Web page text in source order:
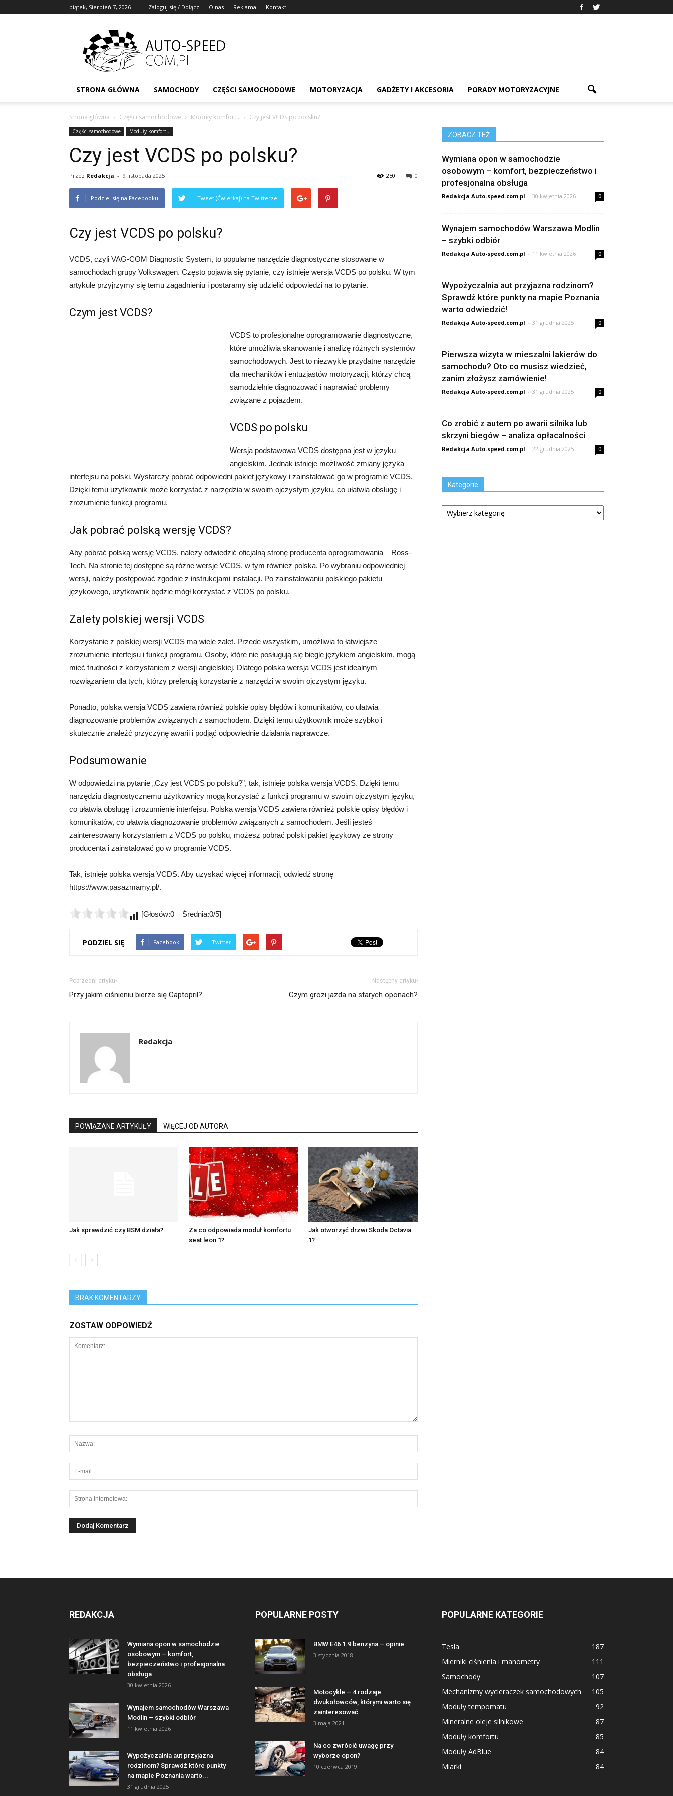
piątek, Sierpień 7, 2026 Zaloguj się / Dołącz O nas Reklama Kontakt
STRONA GŁÓWNA SAMOCHODY CZĘŚCI SAMOCHODOWE MOTORYZACJA GADŻETY I AKCESORIA PORADY MOTORYZACYJNE
Strona główna Części samochodowe Moduły komfortu Czy jest VCDS po polsku?
Części samochodowe Moduły komfortu
Czy jest VCDS po polsku?
Przez Redakcja - 9 listopada 2025 0
250
Podziel się na Facebooku Tweet (Ćwierkaj) na Twitterze
Czy jest VCDS po polsku?
VCDS, czyli VAG-COM Diagnostic System, to popularne narzędzie diagnostyczne stosowane w
samochodach grupy Volkswagen. Często pojawia się pytanie, czy istnieje wersja VCDS po polsku. W tym
artykule przyjrzymy się temu zagadnieniu i postaramy się udzielić odpowiedzi na to pytanie.
Czym jest VCDS?
VCDS to profesjonalne oprogramowanie diagnostyczne,
które umożliwia skanowanie i analizę różnych systemów
samochodowych. Jest to niezwykle przydatne narzędzie
dla mechaników i entuzjastów motoryzacji, którzy chcą
samodzielnie diagnozować i naprawiać problemy
związane z pojazdem.
VCDS po polsku
Wersja podstawowa VCDS dostępna jest w języku
angielskim. Jednak istnieje możliwość zmiany języka
interfejsu na polski. Wystarczy pobrać odpowiedni pakiet językowy i zainstalować go w programie VCDS.
Dzięki temu użytkownik może korzystać z narzędzia w swoim ojczystym języku, co ułatwia obsługę i
zrozumienie funkcji programu.
Jak pobrać polską wersję VCDS?
Aby pobrać polską wersję VCDS, należy odwiedzić oficjalną stronę producenta oprogramowania – Ross-
Tech. Na stronie tej dostępne są różne wersje VCDS, w tym również polska. Po wybraniu odpowiedniej
wersji, należy postępować zgodnie z instrukcjami instalacji. Po zainstalowaniu polskiego pakietu
językowego, użytkownik będzie mógł korzystać z VCDS po polsku.
Zalety polskiej wersji VCDS
Korzystanie z polskiej wersji VCDS ma wiele zalet. Przede wszystkim, umożliwia to łatwiejsze
zrozumienie interfejsu i funkcji programu. Osoby, które nie posługują się biegle językiem angielskim, mogą
mieć trudności z korzystaniem z wersji angielskiej. Dlatego polska wersja VCDS jest idealnym
rozwiązaniem dla tych, którzy preferują korzystanie z narzędzi w swoim ojczystym języku.
Ponadto, polska wersja VCDS zawiera również polskie opisy błędów i komunikatów, co ułatwia
diagnozowanie problemów związanych z samochodem. Dzięki temu użytkownik może szybko i
skutecznie znaleźć przyczynę awarii i podjąć odpowiednie działania naprawcze.
Podsumowanie
W odpowiedzi na pytanie „Czy jest VCDS po polsku?”, tak, istnieje polska wersja VCDS. Dzięki temu
narzędziu diagnostycznemu użytkownicy mogą korzystać z funkcji programu w swoim ojczystym języku,
co ułatwia obsługę i zrozumienie interfejsu. Polska wersja VCDS zawiera również polskie opisy błędów i
komunikatów, co ułatwia diagnozowanie problemów związanych z samochodem. Jeśli jesteś
zainteresowany korzystaniem z VCDS po polsku, możesz pobrać polski pakiet językowy ze strony
producenta i zainstalować go w programie VCDS.
Tak, istnieje polska wersja VCDS. Aby uzyskać więcej informacji, odwiedź stronę
https://www.pasazmamy.pl/.
[Głosów:0 Średnia:0/5]
PODZIEL SIĘ Facebook Twitter
Poprzedni artykuł
Przy jakim ciśnieniu bierze się Captopril?
Następny artykuł
Czym grozi jazda na starych oponach?
Redakcja
POWIĄZANE ARTYKUŁY WIĘCEJ OD AUTORA
Jak sprawdzić czy BSM działa?
Za co odpowiada moduł komfortu
seat leon 1?
Jak otworzyć drzwi Skoda Octavia
1?
BRAK KOMENTARZY
ZOSTAW ODPOWIEDŹ
ZOBACZ TEŻ
Wymiana opon w samochodzie
osobowym – komfort, bezpieczeństwo i
profesjonalna obsługa
Redakcja Auto-speed.com.pl - 30 kwietnia 2026 0
Wynajem samochodów Warszawa Modlin
– szybki odbiór
Redakcja Auto-speed.com.pl - 11 kwietnia 2026 0
Wypożyczalnia aut przyjazna rodzinom?
Sprawdź które punkty na mapie Poznania
warto odwiedzić!
Redakcja Auto-speed.com.pl - 31 grudnia 2025 0
Pierwsza wizyta w mieszalni lakierów do
samochodu? Oto co musisz wiedzieć,
zanim złożysz zamówienie!
Redakcja Auto-speed.com.pl - 31 grudnia 2025 0
Co zrobić z autem po awarii silnika lub
skrzyni biegów – analiza opłacalności
Redakcja Auto-speed.com.pl - 22 grudnia 2025 0
Kategorie
Kategorie
REDAKCJA
Wymiana opon w samochodzie
osobowym – komfort,
bezpieczeństwo i profesjonalna
obsługa
30 kwietnia 2026
Wynajem samochodów Warszawa
Modlin – szybki odbiór
11 kwietnia 2026
Wypożyczalnia aut przyjazna
rodzinom? Sprawdź które punkty
na mapie Poznania warto...
31 grudnia 2025
POPULARNE POSTY
BMW E46 1.9 benzyna – opinie
3 stycznia 2018
Motocykle – 4 rodzaje
dwukołowców, którymi warto się
zainteresować
3 maja 2021
Na co zwrócić uwagę przy
wyborze opon?
10 czerwca 2019
POPULARNE KATEGORIE
Tesla
187
Mierniki ciśnienia i manometry
111
Samochody
107
Mechanizmy wycieraczek samochodowych
105
Moduły tempomatu
92
Mineralne oleje silnikowe
87
Moduły komfortu
85
Moduły AdBlue
84
Miarki
84